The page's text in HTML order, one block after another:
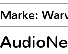
Marke: